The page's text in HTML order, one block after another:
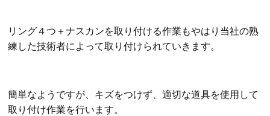
リング４つ＋ナスカンを取り付ける作業もやはり当社の熟
練した技術者によって取り付けられていきます。
簡単なようですが、キズをつけず、適切な道具を使用して
取り付け作業を行います。